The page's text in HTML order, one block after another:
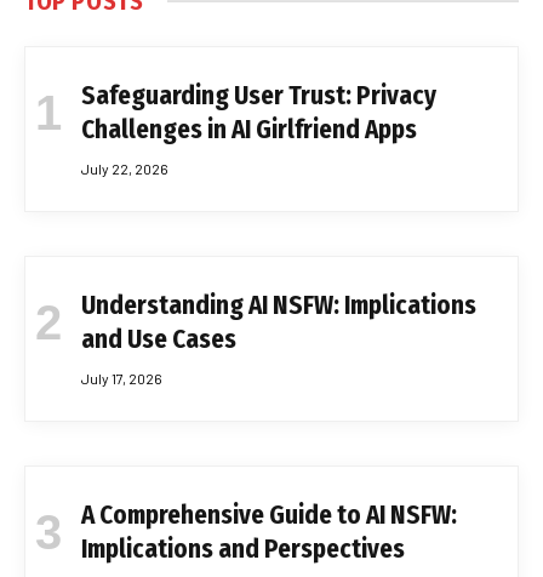
Safeguarding User Trust: Privacy
Challenges in AI Girlfriend Apps
July 22, 2026
Understanding AI NSFW: Implications
and Use Cases
July 17, 2026
A Comprehensive Guide to AI NSFW:
Implications and Perspectives